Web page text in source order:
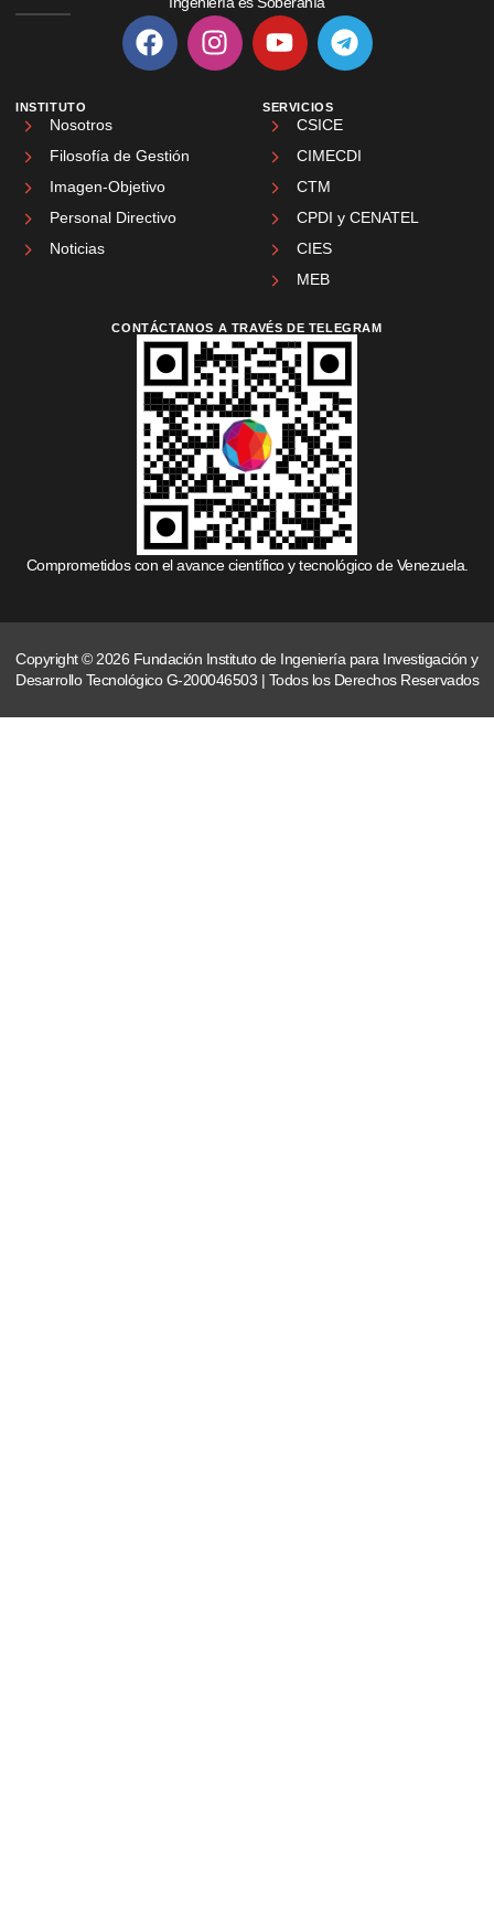
INSTITUTO
Nosotros
Filosofía de Gestión
Imagen-Objetivo
Personal Directivo
Noticias
SERVICIOS
CSICE
CIMECDI
CTM
CPDI y CENATEL
CIES
MEB
CONTÁCTANOS A TRAVÉS DE TELEGRAM
Comprometidos con el avance científico y tecnológico de Venezuela.
Copyright © 2026 Fundación Instituto de Ingeniería para Investigación y
Desarrollo Tecnológico G-200046503 | Todos los Derechos Reservados